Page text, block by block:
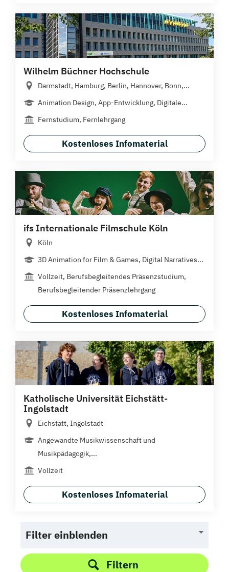
Wilhelm Büchner Hochschule
Darmstadt, Hamburg, Berlin, Hannover, Bonn,...
Animation Design, App-Entwicklung, Digitale...
Fernstudium, Fernlehrgang
Kostenloses Infomaterial
ifs Internationale Filmschule Köln
Köln
3D Animation for Film & Games, Digital Narratives...
Vollzeit, Berufsbegleitendes Präsenzstudium,
Berufsbegleitender Präsenzlehrgang
Kostenloses Infomaterial
Katholische Universität Eichstätt-
Ingolstadt
Eichstätt, Ingolstadt
Angewandte Musikwissenschaft und
Musikpädagogik,...
Vollzeit
Kostenloses Infomaterial
Filter einblenden
Filtern